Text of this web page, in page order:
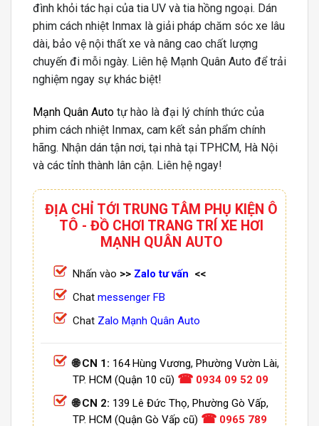
đình khỏi tác hại của tia UV và tia hồng ngoại. Dán
phim cách nhiệt Inmax là giải pháp chăm sóc xe lâu
dài, bảo vệ nội thất xe và nâng cao chất lượng
chuyến đi mỗi ngày. Liên hệ Mạnh Quân Auto để trải
nghiệm ngay sự khác biệt!
Mạnh Quân Auto tự hào là đại lý chính thức của
phim cách nhiệt Inmax, cam kết sản phẩm chính
hãng. Nhận dán tận nơi, tại nhà tại TPHCM, Hà Nội
và các tỉnh thành lân cận. Liên hệ ngay!
ĐỊA CHỈ TỚI TRUNG TÂM PHỤ KIỆN Ô
TÔ - ĐỒ CHƠI TRANG TRÍ XE HƠI
MẠNH QUÂN AUTO
Nhấn vào >> Zalo tư vấn <<
Chat messenger FB
Chat Zalo Mạnh Quân Auto
🌐 CN 1: 164 Hùng Vương, Phường Vườn Lài,
TP. HCM (Quận 10 cũ) ☎ 0934 09 52 09
🌐 CN 2: 139 Lê Đức Thọ, Phường Gò Vấp,
TP. HCM (Quận Gò Vấp cũ) ☎ 0965 789